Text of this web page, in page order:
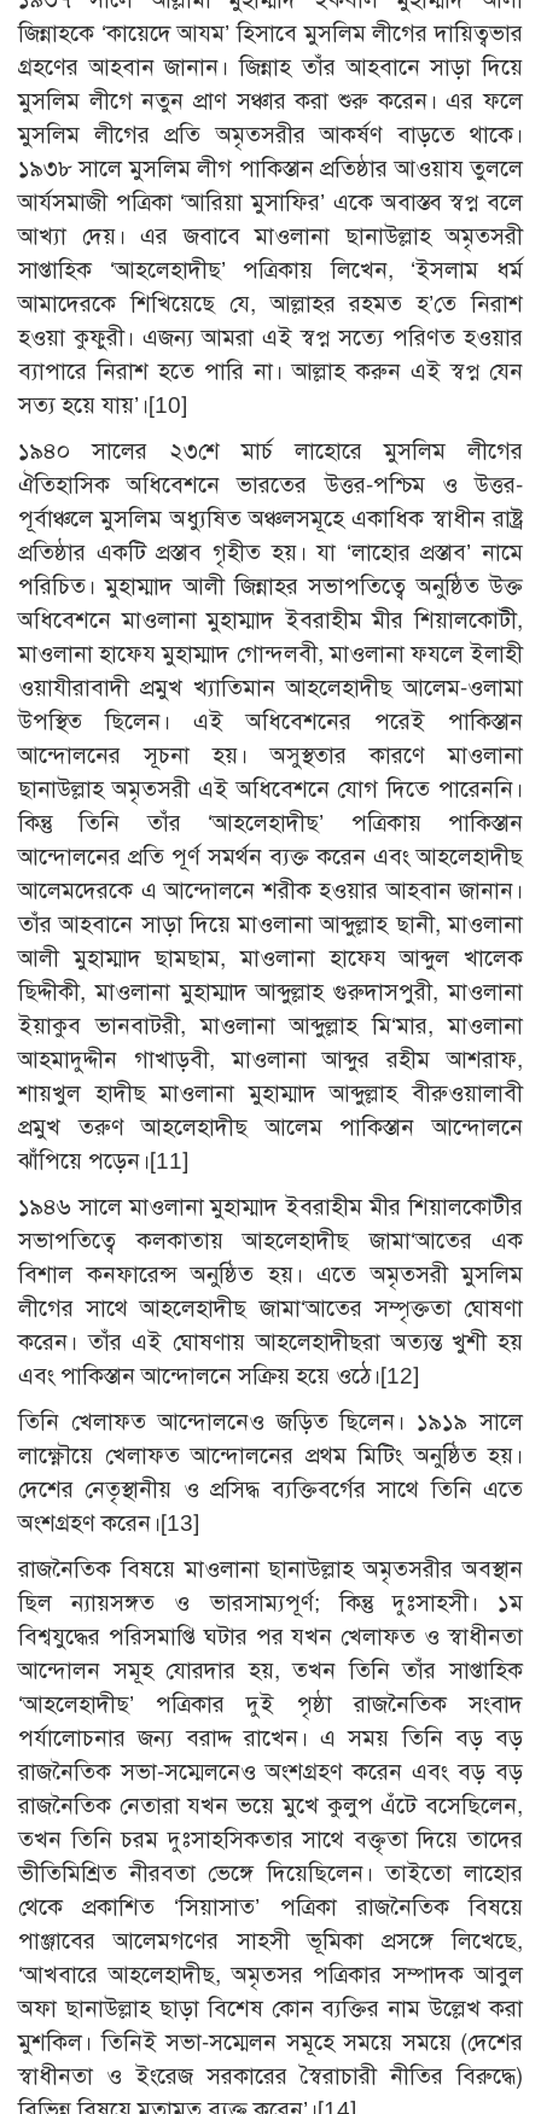
জিন্নাহকে ‘কায়েদে আযম’ হিসাবে মুসলিম লীগের দায়িত্বভার
গ্রহণের আহবান জানান। জিন্নাহ তাঁর আহবানে সাড়া দিয়ে
মুসলিম লীগে নতুন প্রাণ সঞ্চার করা শুরু করেন। এর ফলে
মুসলিম লীগের প্রতি অমৃতসরীর আকর্ষণ বাড়তে থাকে।
১৯৩৮ সালে মুসলিম লীগ পাকিস্তান প্রতিষ্ঠার আওয়ায তুললে
আর্যসমাজী পত্রিকা ‘আরিয়া মুসাফির’ একে অবাস্তব স্বপ্ন বলে
আখ্যা দেয়। এর জবাবে মাওলানা ছানাউল্লাহ অমৃতসরী
সাপ্তাহিক ‘আহলেহাদীছ’ পত্রিকায় লিখেন, ‘ইসলাম ধর্ম
আমাদেরকে শিখিয়েছে যে, আল্লাহর রহমত হ’তে নিরাশ
হওয়া কুফুরী। এজন্য আমরা এই স্বপ্ন সত্যে পরিণত হওয়ার
ব্যাপারে নিরাশ হতে পারি না। আল্লাহ করুন এই স্বপ্ন যেন
সত্য হয়ে যায়’।[10]
১৯৪০ সালের ২৩শে মার্চ লাহোরে মুসলিম লীগের
ঐতিহাসিক অধিবেশনে ভারতের উত্তর-পশ্চিম ও উত্তর-
পূর্বাঞ্চলে মুসলিম অধ্যুষিত অঞ্চলসমূহে একাধিক স্বাধীন রাষ্ট্র
প্রতিষ্ঠার একটি প্রস্তাব গৃহীত হয়। যা ‘লাহোর প্রস্তাব’ নামে
পরিচিত। মুহাম্মাদ আলী জিন্নাহর সভাপতিত্বে অনুষ্ঠিত উক্ত
অধিবেশনে মাওলানা মুহাম্মাদ ইবরাহীম মীর শিয়ালকোটী,
মাওলানা হাফেয মুহাম্মাদ গোন্দলবী, মাওলানা ফযলে ইলাহী
ওয়াযীরাবাদী প্রমুখ খ্যাতিমান আহলেহাদীছ আলেম-ওলামা
উপস্থিত ছিলেন। এই অধিবেশনের পরেই পাকিস্তান
আন্দোলনের সূচনা হয়। অসুস্থতার কারণে মাওলানা
ছানাউল্লাহ অমৃতসরী এই অধিবেশনে যোগ দিতে পারেননি।
কিন্তু তিনি তাঁর ‘আহলেহাদীছ’ পত্রিকায় পাকিস্তান
আন্দোলনের প্রতি পূর্ণ সমর্থন ব্যক্ত করেন এবং আহলেহাদীছ
আলেমদেরকে এ আন্দোলনে শরীক হওয়ার আহবান জানান।
তাঁর আহবানে সাড়া দিয়ে মাওলানা আব্দুল্লাহ ছানী, মাওলানা
আলী মুহাম্মাদ ছামছাম, মাওলানা হাফেয আব্দুল খালেক
ছিদ্দীকী, মাওলানা মুহাম্মাদ আব্দুল্লাহ গুরুদাসপুরী, মাওলানা
ইয়াকুব ভানবাটরী, মাওলানা আব্দুল্লাহ মি‘মার, মাওলানা
আহমাদুদ্দীন গাখাড়বী, মাওলানা আব্দুর রহীম আশরাফ,
শায়খুল হাদীছ মাওলানা মুহাম্মাদ আব্দুল্লাহ বীরুওয়ালাবী
প্রমুখ তরুণ আহলেহাদীছ আলেম পাকিস্তান আন্দোলনে
ঝাঁপিয়ে পড়েন।[11]
১৯৪৬ সালে মাওলানা মুহাম্মাদ ইবরাহীম মীর শিয়ালকোটীর
সভাপতিত্বে কলকাতায় আহলেহাদীছ জামা‘আতের এক
বিশাল কনফারেন্স অনুষ্ঠিত হয়। এতে অমৃতসরী মুসলিম
লীগের সাথে আহলেহাদীছ জামা‘আতের সম্পৃক্ততা ঘোষণা
করেন। তাঁর এই ঘোষণায় আহলেহাদীছরা অত্যন্ত খুশী হয়
এবং পাকিস্তান আন্দোলনে সক্রিয় হয়ে ওঠে।[12]
তিনি খেলাফত আন্দোলনেও জড়িত ছিলেন। ১৯১৯ সালে
লাক্ষ্ণৌয়ে খেলাফত আন্দোলনের প্রথম মিটিং অনুষ্ঠিত হয়।
দেশের নেতৃস্থানীয় ও প্রসিদ্ধ ব্যক্তিবর্গের সাথে তিনি এতে
অংশগ্রহণ করেন।[13]
রাজনৈতিক বিষয়ে মাওলানা ছানাউল্লাহ অমৃতসরীর অবস্থান
ছিল ন্যায়সঙ্গত ও ভারসাম্যপূর্ণ; কিন্তু দুঃসাহসী। ১ম
বিশ্বযুদ্ধের পরিসমাপ্তি ঘটার পর যখন খেলাফত ও স্বাধীনতা
আন্দোলন সমূহ যোরদার হয়, তখন তিনি তাঁর সাপ্তাহিক
‘আহলেহাদীছ’ পত্রিকার দুই পৃষ্ঠা রাজনৈতিক সংবাদ
পর্যালোচনার জন্য বরাদ্দ রাখেন। এ সময় তিনি বড় বড়
রাজনৈতিক সভা-সম্মেলনেও অংশগ্রহণ করেন এবং বড় বড়
রাজনৈতিক নেতারা যখন ভয়ে মুখে কুলুপ এঁটে বসেছিলেন,
তখন তিনি চরম দুঃসাহসিকতার সাথে বক্তৃতা দিয়ে তাদের
ভীতিমিশ্রিত নীরবতা ভেঙ্গে দিয়েছিলেন। তাইতো লাহোর
থেকে প্রকাশিত ‘সিয়াসাত’ পত্রিকা রাজনৈতিক বিষয়ে
পাঞ্জাবের আলেমগণের সাহসী ভূমিকা প্রসঙ্গে লিখেছে,
‘আখবারে আহলেহাদীছ, অমৃতসর পত্রিকার সম্পাদক আবুল
অফা ছানাউল্লাহ ছাড়া বিশেষ কোন ব্যক্তির নাম উল্লেখ করা
মুশকিল। তিনিই সভা-সম্মেলন সমূহে সময়ে সময়ে (দেশের
স্বাধীনতা ও ইংরেজ সরকারের স্বৈরাচারী নীতির বিরুদ্ধে)